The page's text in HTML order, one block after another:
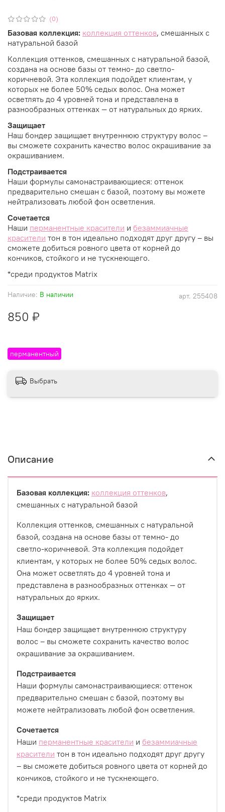
(0)
арт. 255408
Наличие: В наличии
перманентный
850 ₽
Базовая коллекция: коллекция оттенков, смешанных с
натуральной базой
Коллекция оттенков, смешанных с натуральной базой,
создана на основе базы от темно- до светло-
коричневой. Эта коллекция подойдет клиентам, у
которых не более 50% седых волос. Она может
осветлять до 4 уровней тона и представлена в
разнообразных оттенках — от натуральных до ярких.
Защищает
Наш бондер защищает внутреннюю структуру волос –
вы сможете сохранить качество волос окрашивание за
окрашиванием.
Подстраивается
Наши формулы самонастраивающиеся: оттенок
предварительно смешан с базой, поэтому вы можете
нейтрализовать любой фон осветления.
Сочетается
Наши перманентные красители и безаммиачные
красители тон в тон идеально подходят друг другу – вы
сможете добиться ровного цвета от корней до
кончиков, стойкого и не тускнеющего.
*среди продуктов Matrix
Выбрать
Описание
Базовая коллекция: коллекция оттенков,
смешанных с натуральной базой
Коллекция оттенков, смешанных с натуральной
базой, создана на основе базы от темно- до
светло-коричневой. Эта коллекция подойдет
клиентам, у которых не более 50% седых волос.
Она может осветлять до 4 уровней тона и
представлена в разнообразных оттенках — от
натуральных до ярких.
Защищает
Наш бондер защищает внутреннюю структуру
волос – вы сможете сохранить качество волос
окрашивание за окрашиванием.
Подстраивается
Наши формулы самонастраивающиеся: оттенок
предварительно смешан с базой, поэтому вы
можете нейтрализовать любой фон осветления.
Сочетается
Наши перманентные красители и безаммиачные
красители тон в тон идеально подходят друг другу
– вы сможете добиться ровного цвета от корней до
кончиков, стойкого и не тускнеющего.
*среди продуктов Matrix